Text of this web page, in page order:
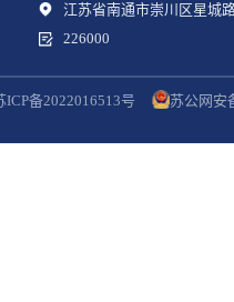
江苏省南通市崇川区星城
226000
备2022016513号 苏公网安